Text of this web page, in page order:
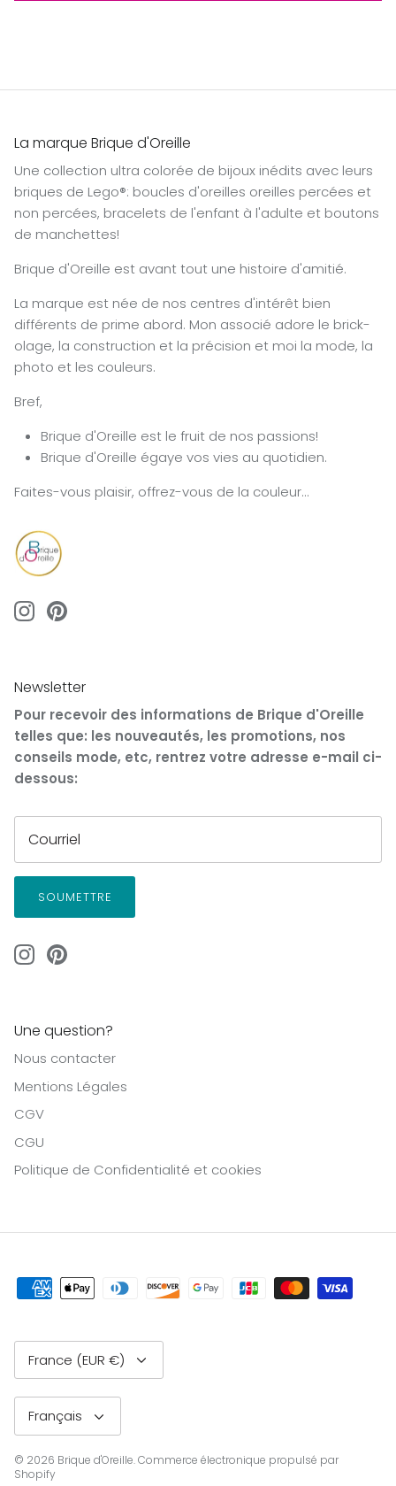
La marque Brique d'Oreille
Une collection ultra colorée de bijoux inédits avec leurs
briques de Lego®: boucles d'oreilles oreilles percées et
non percées, bracelets de l'enfant à l'adulte et boutons
de manchettes!
Brique d'Oreille est avant tout une histoire d'amitié.
La marque est née de nos centres d'intérêt bien
différents de prime abord. Mon associé adore le brick-
olage, la construction et la précision et moi la mode, la
photo et les couleurs.
Bref,
Brique d'Oreille est le fruit de nos passions!
Brique d'Oreille égaye vos vies au quotidien.
Faites-vous plaisir, offrez-vous de la couleur...
Newsletter
Pour recevoir des informations de Brique d'Oreille
telles que: les nouveautés, les promotions, nos
conseils mode, etc, rentrez votre adresse e-mail ci-
dessous:
SOUMETTRE
Une question?
Nous contacter
Mentions Légales
CGV
CGU
Politique de Confidentialité et cookies
Devise
France (EUR €)
Langue
Français
© 2026 Brique d'Oreille.Commerce électronique propulsé par
Shopify